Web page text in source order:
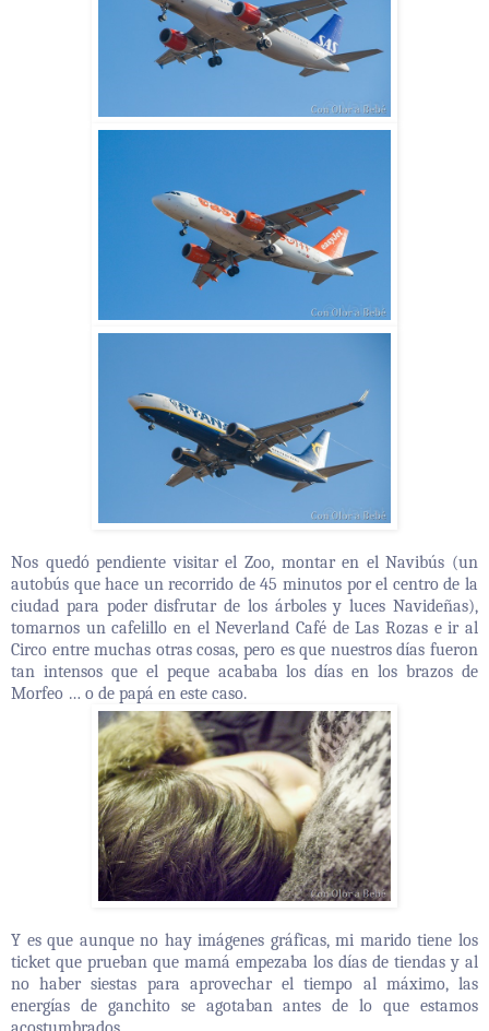
Nos quedó pendiente visitar el Zoo, montar en el Navibús (un
autobús que hace un recorrido de 45 minutos por el centro de la
ciudad para poder disfrutar de los árboles y luces Navideñas),
tomarnos un cafelillo en el Neverland Café de Las Rozas e ir al
Circo entre muchas otras cosas, pero es que nuestros días fueron
tan intensos que el peque acababa los días en los brazos de
Morfeo … o de papá en este caso.
Y es que aunque no hay imágenes gráficas, mi marido tiene los
ticket que prueban que mamá empezaba los días de tiendas y al
no haber siestas para aprovechar el tiempo al máximo, las
energías de ganchito se agotaban antes de lo que estamos